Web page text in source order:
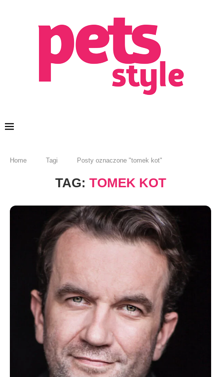
Home Tagi Posty oznaczone "tomek kot"
TAG: TOMEK KOT